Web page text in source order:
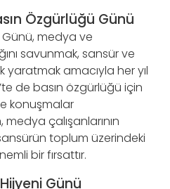
Özgürlüğü Günü
Günü, medya ve
savunmak, sansür ve
yaratmak amacıyla her yıl
de basın özgürlüğü için
konuşmalar
çalışanlarının
sansürün toplum üzerindeki
bir fırsattır.
Günü